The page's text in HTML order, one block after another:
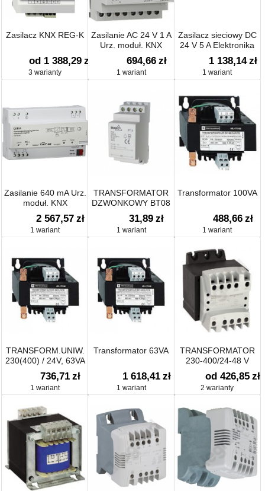
Zasilacz KNX REG-K
od 1 388,29 zł
3 warianty
Zasilanie AC 24 V 1 A
Urz. moduł. KNX
694,66 zł
1 wariant
Zasilacz sieciowy DC
24 V 5 A Elektronika
1 138,14 zł
1 wariant
Zasilanie 640 mA Urz.
moduł. KNX
2 567,57 zł
1 wariant
TRANSFORMATOR
DZWONKOWY BT08
31,89 zł
1 wariant
Transformator 100VA
488,66 zł
1 wariant
TRANSFORM.UNIW.
230(400) / 24V, 63VA
736,71 zł
1 wariant
Transformator 63VA
1 618,41 zł
1 wariant
TRANSFORMATOR
230-400/24-48 V
od 426,85 zł
2 warianty